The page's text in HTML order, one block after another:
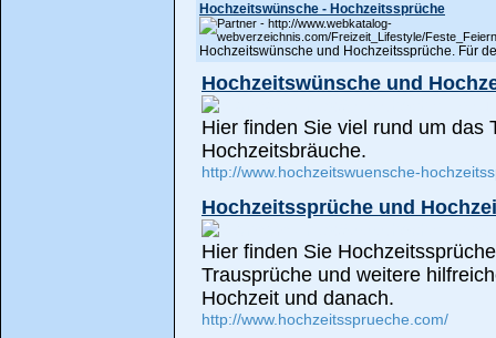
Hochzeitswünsche - Hochzeitssprüche
Hochzeitswünsche und Hochzeitssprüche. Für
Hochzeitswünsche und
Hier finden Sie viel rund um das
Hochzeitsbräuche.
http://www.hochzeitswuensche-
Hochzeitssprüche und
Hier finden Sie
Trausprüche und weitere
Hochzeit und danach.
http://www.hochzeitssprueche.com/